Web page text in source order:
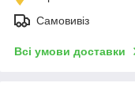
Самовивіз
Всі умови доставки